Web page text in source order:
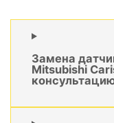
Замена
Mitsubishi